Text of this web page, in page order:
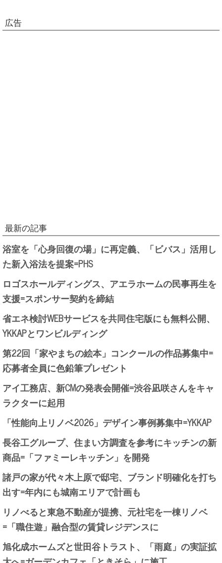
広告
最新の記事
浴室を「心身回復の場」に再定義、「ビバス」活用し
た新入浴法を提案=PHS
ロゴスホールディングス、アエラホームの民事再生を
支援=スポンサー契約を締結
省エネ検討WEBサービスを共同住宅版にも無料公開、
YKKAPとワンビルディング
第22回「家やまちの絵本」コンクールの作品募集中=
応募者全員に色鉛筆プレゼント
アイ工務店、新CMの発表会開催=渋谷凪咲さんをキャ
ラクターに起用
「性能向上リノベ2026」デザイン事例募集中=YKKAP
長谷工グループ、住まい方調査を参考にキッチンの新
商品=「ファミーレキッチン」を開発
諸戸の家が代々木上原で邸宅、ブランド明確化を打ち
出す=年内にも城南エリアで計画も
リノべると東急不動産が提携、元社宅を一棟リノベ
=「職住遊」融合型の賃貸レジデンスに
旭化成ホームズと世田谷トラスト、「雨庭」の実証拡